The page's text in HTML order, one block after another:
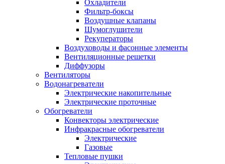
Охладители
Фильтр-боксы
Воздушные клапаны
Шумоглушители
Рекуператоры
Воздуховоды и фасонные элементы
Вентиляционные решетки
Диффузоры
Вентиляторы
Водонагреватели
Электрические накопительные
Электрические проточные
Обогреватели
Конвекторы электрические
Инфракрасные обогреватели
Электрические
Газовые
Тепловые пушки